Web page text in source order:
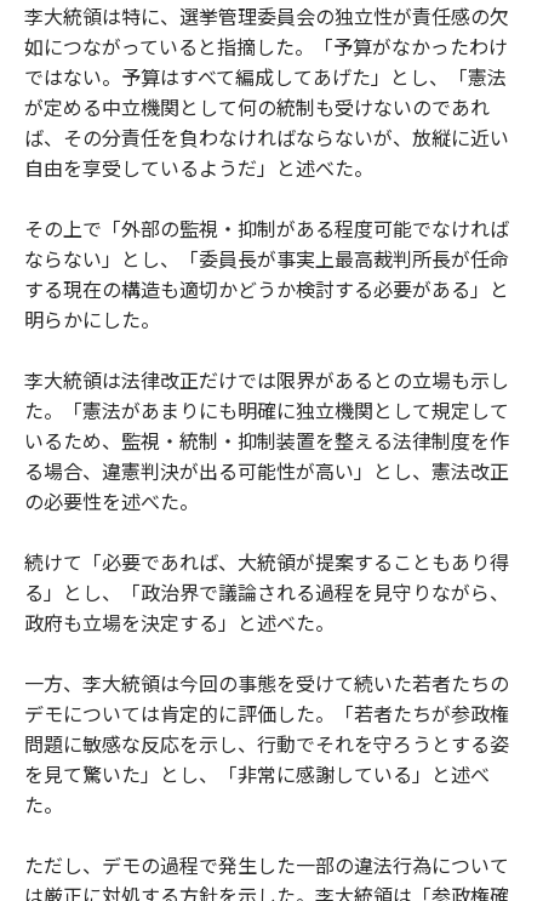
李大統領は特に、選挙管理委員会の独立性が責任感の欠
如につながっていると指摘した。「予算がなかったわけ
ではない。予算はすべて編成してあげた」とし、「憲法
が定める中立機関として何の統制も受けないのであれ
ば、その分責任を負わなければならないが、放縦に近い
自由を享受しているようだ」と述べた。
その上で「外部の監視・抑制がある程度可能でなければ
ならない」とし、「委員長が事実上最高裁判所長が任命
する現在の構造も適切かどうか検討する必要がある」と
明らかにした。
李大統領は法律改正だけでは限界があるとの立場も示し
た。「憲法があまりにも明確に独立機関として規定して
いるため、監視・統制・抑制装置を整える法律制度を作
る場合、違憲判決が出る可能性が高い」とし、憲法改正
の必要性を述べた。
続けて「必要であれば、大統領が提案することもあり得
る」とし、「政治界で議論される過程を見守りながら、
政府も立場を決定する」と述べた。
一方、李大統領は今回の事態を受けて続いた若者たちの
デモについては肯定的に評価した。「若者たちが参政権
問題に敏感な反応を示し、行動でそれを守ろうとする姿
を見て驚いた」とし、「非常に感謝している」と述べ
た。
ただし、デモの過程で発生した一部の違法行為について